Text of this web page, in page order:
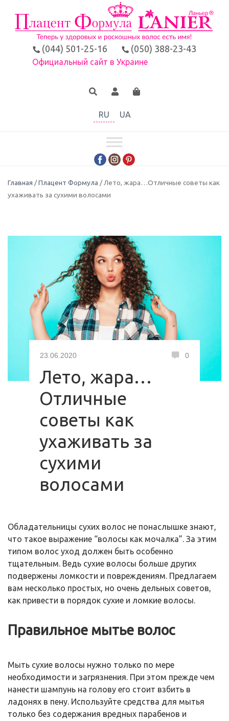
(044) 501-25-16 (050) 388-23-43
Официальный сайт в Украине
RU UA
Главная /Плацент Формула / Лето, жара…Отличные советы как
ухаживать за сухими волосами
23.06.2020 0
Лето, жара…
Отличные
советы как
ухаживать за
сухими
волосами
Обладательницы сухих волос не понаслышке знают,
что такое выражение “волосы как мочалка”. За этим
типом волос уход должен быть особенно
тщательным. Ведь сухие волосы больше других
подвержены ломкости и повреждениям. Предлагаем
вам несколько простых, но очень дельных советов,
как привести в порядок сухие и ломкие волосы.
Правильное мытье волос
Мыть сухие волосы нужно только по мере
необходимости и загрязнения. При этом прежде чем
нанести шампунь на голову его стоит взбить в
ладонях в пену. Используйте средства для мытья
только без содержания вредных парабенов и